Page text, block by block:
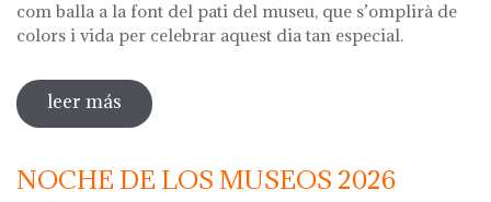
com balla a la font del pati del museu, que s’omplirà de
colors i vida per celebrar aquest dia tan especial.
leer más sobre diada de la flor
NOCHE DE LOS MUSEOS 2026